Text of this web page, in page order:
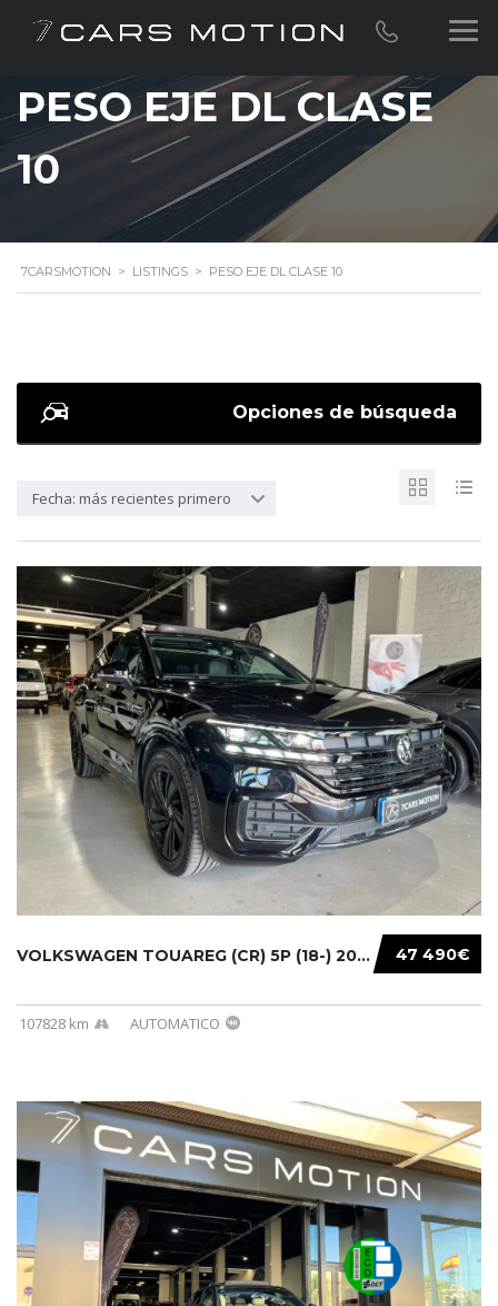
PESO EJE DL CLASE
10
7CARSMOTION > LISTINGS > PESO EJE DL CLASE 10
Opciones de búsqueda
Fecha: más recientes primero
47 490€
VOLKSWAGEN TOUAREG (CR) 5P (18-) 2021...
107828 km AUTOMATICO